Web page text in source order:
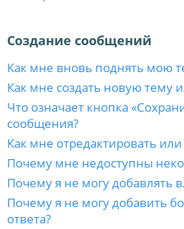
Создание сообщений
Как мне вновь поднять мою
Как мне создать новую тему
Что означает кнопка
сообщения?
Как мне отредактировать
Почему мне недоступны
Почему я не могу добавлять
Почему я не могу добавить
ответа?